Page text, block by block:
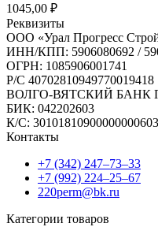
1045,00 ₽
Реквизиты
ООО «Урал Прогресс
ИНН/КПП: 5906080692 /
ОГРН: 1085906001741
Р/C 40702810949770019418
ВОЛГО-ВЯТСКИЙ БАНК
БИК: 042202603
К/С: 30101810900000000603
Контакты
+7 (342) 247‒73‒33
+7 (992) 224‒25‒67
220perm@bk.ru
Категории товаров